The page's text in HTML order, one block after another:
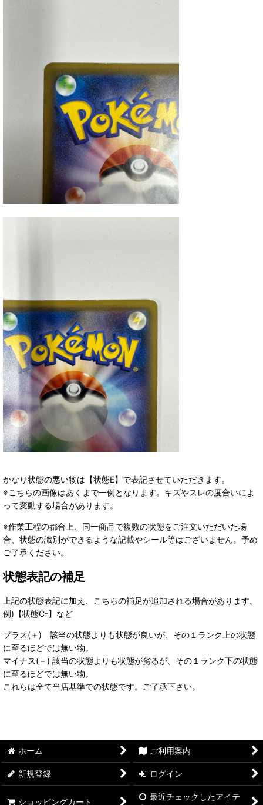
かなり状態の悪い物は【状態E】で表記させていただきます。
※こちらの画像はあくまで一例となります。キズやスレの度合いによ
って変動する場合があります。
※作業工程の都合上、同一商品で複数の状態をご注文いただいた場
合、状態の識別ができるような記載やシール等はございません。予め
ご了承ください。
状態表記の補足
上記の状態表記に加え、こちらの補足が追加される場合があります。
例)【状態C-】など
プラス(＋) 該当の状態よりも状態が良いが、その１ランク上の状態
に至るほどでは無い物。
マイナス(－) 該当の状態よりも状態が劣るが、その１ランク下の状態
に至るほどでは無い物。
これらは全て当店基準での状態です。ご了承下さい。
ホーム ご利用案内
新規登録 ログイン
ショッピングカート
最近チェックしたアイテ